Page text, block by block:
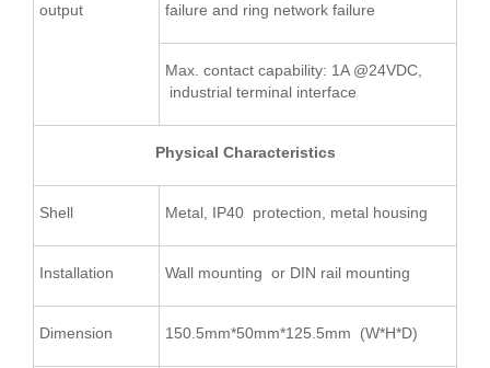
output
failure and ring network failure
Max. contact capability: 1A @24VDC,
industrial terminal interface
Physical Characteristics
Shell Metal, IP40 protection, metal housing
Installation Wall mounting or DIN rail mounting
Dimension 150.5mm*50mm*125.5mm (W*H*D)